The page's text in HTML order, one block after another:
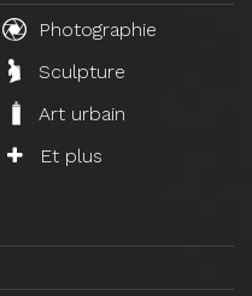
Photographie
Sculpture
Art urbain
Et plus